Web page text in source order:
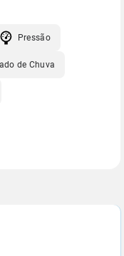
Pressão
de Chuva